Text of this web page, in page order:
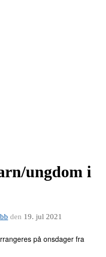
ungdom i
den 19. jul 2021
på onsdager fra